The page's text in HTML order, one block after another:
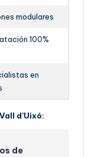
modulares
100%
en
d’Uixó:
de